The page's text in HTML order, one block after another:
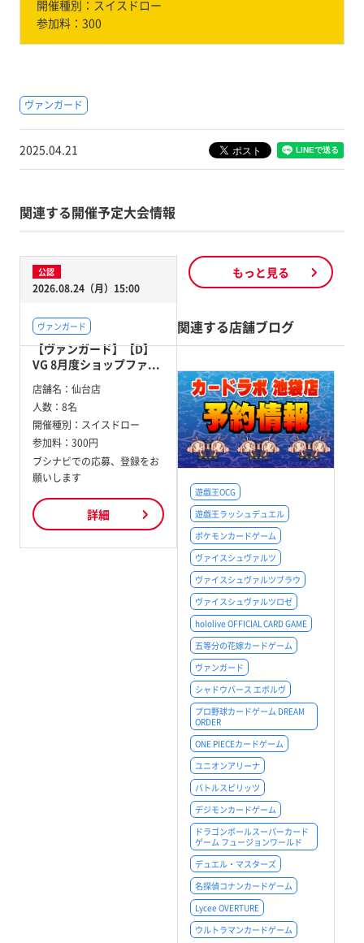
開催種別： スイスドロー
参加料： 300
ヴァンガード
2025.04.21
関連する開催予定大会情報
公認
2026.08.24（月）15:00
ヴァンガード
【ヴァンガード】【D】
VG 8月度ショップファ...
店舗名： 仙台店
人数： 8名
開催種別： スイスドロー
参加料： 300円
ブシナビでの応募、登録をお
願いします
詳細
もっと見る
関連する店舗ブログ
遊戯王OCG
遊戯王ラッシュデュエル
ポケモンカードゲーム
ヴァイスシュヴァルツ
ヴァイスシュヴァルツブラウ
ヴァイスシュヴァルツロゼ
hololive OFFICIAL CARD GAME
五等分の花嫁カードゲーム
ヴァンガード
シャドウバース エボルヴ
プロ野球カードゲーム DREAM
ORDER
ONE PIECEカードゲーム
ユニオンアリーナ
バトルスピリッツ
デジモンカードゲーム
ドラゴンボールスーパーカード
ゲーム フュージョンワールド
デュエル・マスターズ
名探偵コナンカードゲーム
Lycee OVERTURE
ウルトラマンカードゲーム